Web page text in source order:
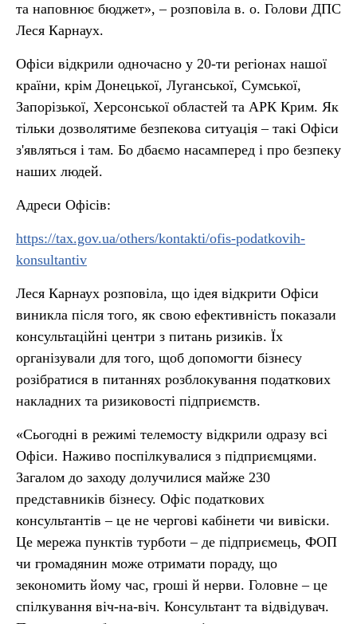
та наповнює бюджет», – розповіла в. о. Голови ДПС
Леся Карнаух.
Офіси відкрили одночасно у 20-ти регіонах нашої
країни, крім Донецької, Луганської, Сумської,
Запорізької, Херсонської областей та АРК Крим. Як
тільки дозволятиме безпекова ситуація – такі Офіси
з'являться і там. Бо дбаємо насамперед і про безпеку
наших людей.
Адреси Офісів:
https://tax.gov.ua/others/kontakti/ofis-podatkovih-
konsultantiv
Леся Карнаух розповіла, що ідея відкрити Офіси
виникла після того, як свою ефективність показали
консультаційні центри з питань ризиків. Їх
організували для того, щоб допомогти бізнесу
розібратися в питаннях розблокування податкових
накладних та ризиковості підприємств.
«Сьогодні в режимі телемосту відкрили одразу всі
Офіси. Наживо поспілкувалися з підприємцями.
Загалом до заходу долучилися майже 230
представників бізнесу. Офіс податкових
консультантів – це не чергові кабінети чи вивіски.
Це мережа пунктів турботи – де підприємець, ФОП
чи громадянин може отримати пораду, що
зекономить йому час, гроші й нерви. Головне – це
спілкування віч-на-віч. Консультант та відвідувач.